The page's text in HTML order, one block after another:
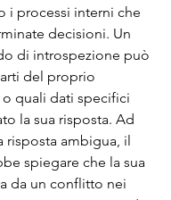
i processi interni che
decisioni. Un
di introspezione può
del proprio
quali dati specifici
la sua risposta. Ad
risposta ambigua, il
spiegare che la sua
da un conflitto nei